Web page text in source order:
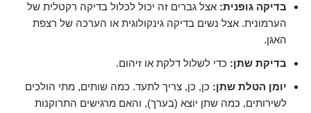
בדיקה גופנית: אצל גברים זה יכול לכלול בדיקה רקטלית של
הערמונית. אצל נשים בדיקה גינקולוגית או הערכה של רצפת
האגן.
בדיקת שתן: כדי לשלול דלקת או זיהום.
יומן הטלת שתן: כן, כן, צריך לתעד. כמה שותים, מתי הולכים
לשירותים, כמה שתן יוצא (בערך), והאם מרגישים התרוקנות